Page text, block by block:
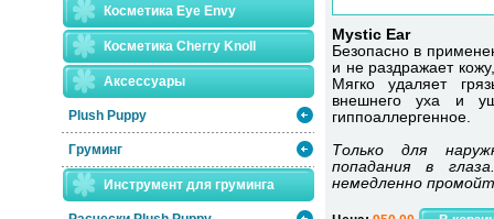
Косметика Eye Envy
Косметика Сherry Knoll
Аксессуары
Plush Puppy
Груминг
Инструмент для груминга
Mystic Ear
Безопасно в
и не раздражает
Мягко удаляет
внешнего уха и
гиппоаллергенное.
Только для
попадания в
немедленно